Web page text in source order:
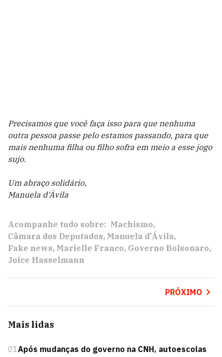
Precisamos que você faça isso para que nenhuma
outra pessoa passe pelo estamos passando, para que
mais nenhuma filha ou filho sofra em meio a esse jogo
sujo.
Um abraço solidário,
Manuela d'Ávila
Acompanhe tudo sobre: Machismo
Câmara dos Deputados Manuela d'Ávila
Fake news Marielle Franco Governo Bolsonaro
Joice Hasselmann
PRÓXIMO
Mais lidas
01Após mudanças do governo na CNH, autoescolas